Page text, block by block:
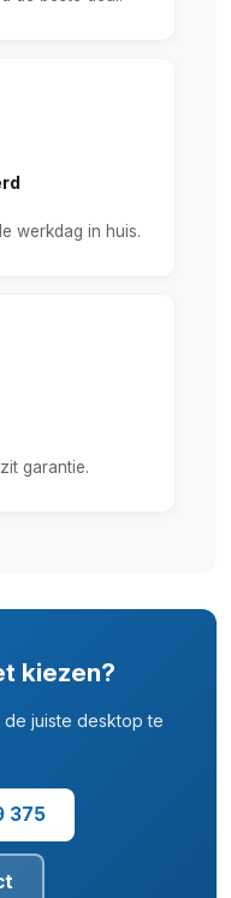
werkdag in huis.
garantie.
kiezen?
juiste desktop te
375